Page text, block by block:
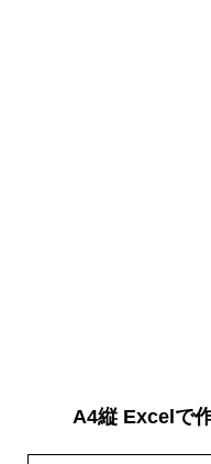
A4縦 Excelで